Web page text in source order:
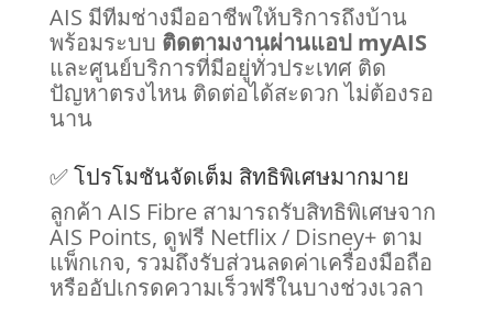
AIS มีทีมช่างมืออาชีพให้บริการถึงบ้าน
พร้อมระบบ ติดตามงานผ่านแอป myAIS
และศูนย์บริการที่มีอยู่ทั่วประเทศ ติด
ปัญหาตรงไหน ติดต่อได้สะดวก ไม่ต้องรอ
นาน
✅ โปรโมชันจัดเต็ม สิทธิพิเศษมากมาย
ลูกค้า AIS Fibre สามารถรับสิทธิพิเศษจาก
AIS Points, ดูฟรี Netflix / Disney+ ตาม
แพ็กเกจ, รวมถึงรับส่วนลดค่าเครื่องมือถือ
หรืออัปเกรดความเร็วฟรีในบางช่วงเวลา